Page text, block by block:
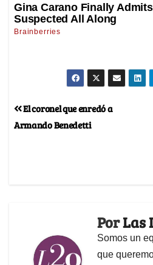
El coronel que enredó a
Armando Benedetti
PorLas
Somos un
que